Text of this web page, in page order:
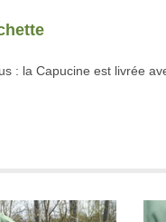
: la Capucine est livrée